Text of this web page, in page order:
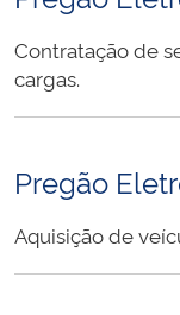
Contratação de
cargas.
Pregão
Aquisição de